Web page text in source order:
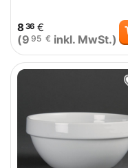
8 36 €
(9 95 € inkl. MwSt.)